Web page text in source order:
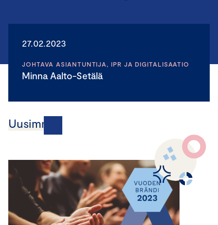
27.02.2023
JOHTAVA ASIANTUNTIJA, IPR JA DIGITALISAATIO
Minna Aalto-Setälä
Uusimmat